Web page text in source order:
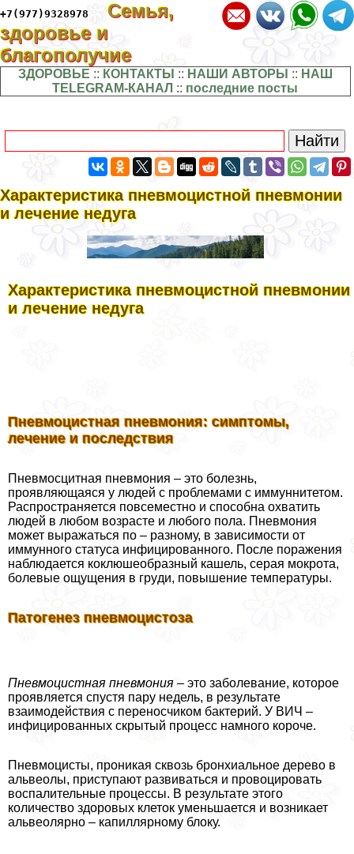
+7(977)9328978
Семья,
здоровье и
благополучие
ЗДОРОВЬЕ :: КОНТАКТЫ :: НАШИ АВТОРЫ :: НАШ
TELEGRAM-КАНАЛ :: последние посты
Хаpaктеристика пневмоцистной пневмонии
и лечение недуга
Хаpaктеристика пневмоцистной пневмонии
и лечение недуга
Пневмоцистная пневмония: симптомы,
лечение и последствия
Пневмосцитная пневмония – это болезнь,
проявляющаяся у людей с проблемами с иммуннитетом.
Распространяется повсеместно и способна охватить
людей в любом возрасте и любого пола. Пневмония
может выражаться по – разному, в зависимости от
иммунного статуса инфицированного. После поражения
наблюдается коклюшеобразный кашель, серая мокрота,
болевые ощущения в гpyди, повышение температуры.
Патогенез пневмоцистоза
Пневмоцистная пневмония – это заболевание, которое
проявляется спустя пару недель, в результате
взаимодействия с переносчиком бактерий. У ВИЧ –
инфицированных скрытый процесс намного короче.
Пневмоцисты, проникая сквозь бронхиальное дерево в
альвеолы, приступают развиваться и провоцировать
воспалительные процессы. В результате этого
количество здоровых клеток уменьшается и возникает
альвеолярно – капиллярному блоку.